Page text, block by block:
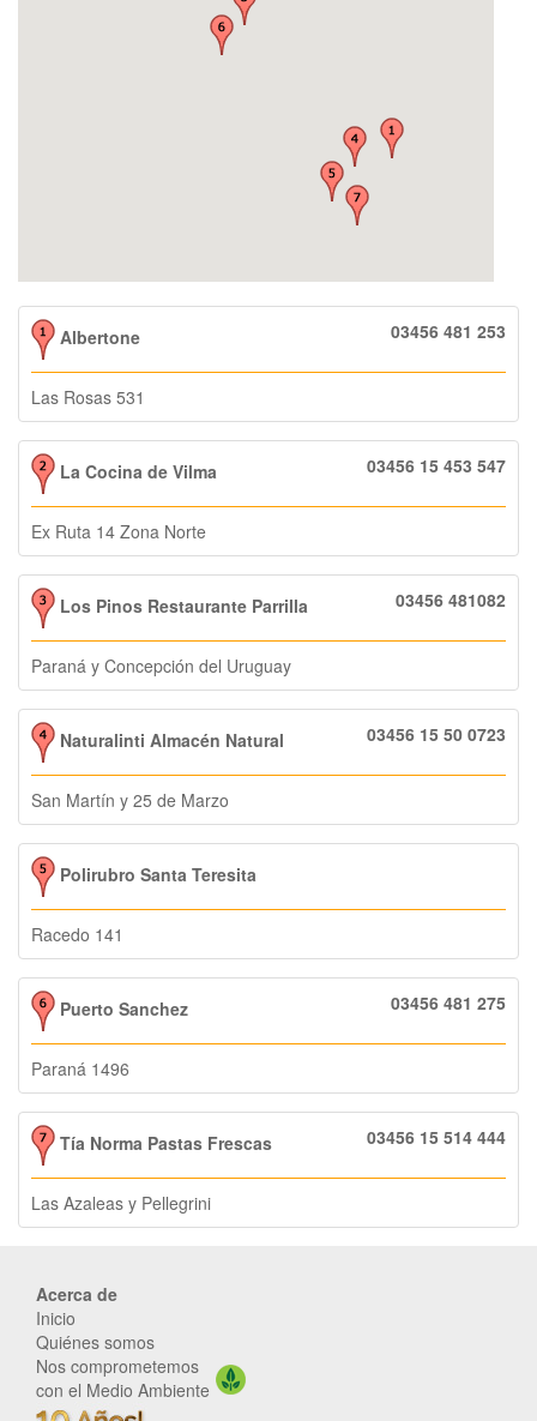
Albertone 03456 481 253
Las Rosas 531
La Cocina de Vilma 03456 15 453 547
Ex Ruta 14 Zona Norte
Los Pinos Restaurante Parrilla 03456 481082
Paraná y Concepción del Uruguay
Naturalinti Almacén Natural 03456 15 50 0723
San Martín y 25 de Marzo
Polirubro Santa Teresita
Racedo 141
Puerto Sanchez 03456 481 275
Paraná 1496
Tía Norma Pastas Frescas 03456 15 514 444
Las Azaleas y Pellegrini
Acerca de
Inicio
Quiénes somos
Nos comprometemos
con el Medio Ambiente